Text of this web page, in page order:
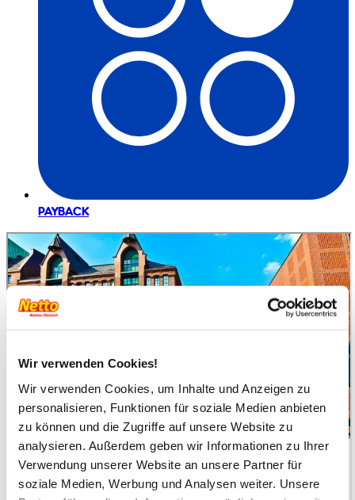
Wir verwenden Cookies!
Wir verwenden Cookies, um Inhalte und Anzeigen zu
personalisieren, Funktionen für soziale Medien anbieten
zu können und die Zugriffe auf unsere Website zu
analysieren. Außerdem geben wir Informationen zu Ihrer
Verwendung unserer Website an unsere Partner für
soziale Medien, Werbung und Analysen weiter. Unsere
PAYBACK